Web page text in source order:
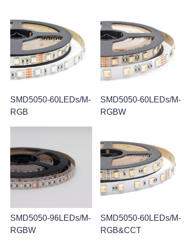
SMD5050-60LEDs/M-
RGB
SMD5050-60LEDs/M-
RGBW
SMD5050-96LEDs/M-
RGBW
SMD5050-60LEDs/M-
RGB&CCT
কাস্টমাইজড সেবা
সম্পদ
সংবাদ